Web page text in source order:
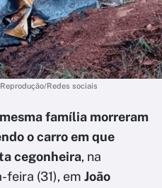
Redes sociais
família morreram
o carro em que
cegonheira, na
(31), em João